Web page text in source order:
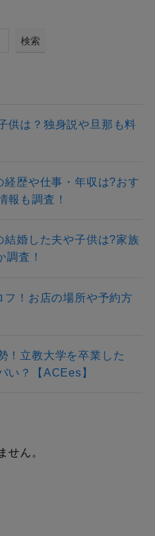
検索
供は？独身説や旦那も料
歴や仕事・年収は?おす
報も調査！
婚した夫や子供は?家族
査！
！お店の場所や予約方
！立教大学を卒業した
い？【ACEes】
せん。